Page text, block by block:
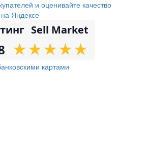
Sell Market
★
★★
★★
★★
★★
★